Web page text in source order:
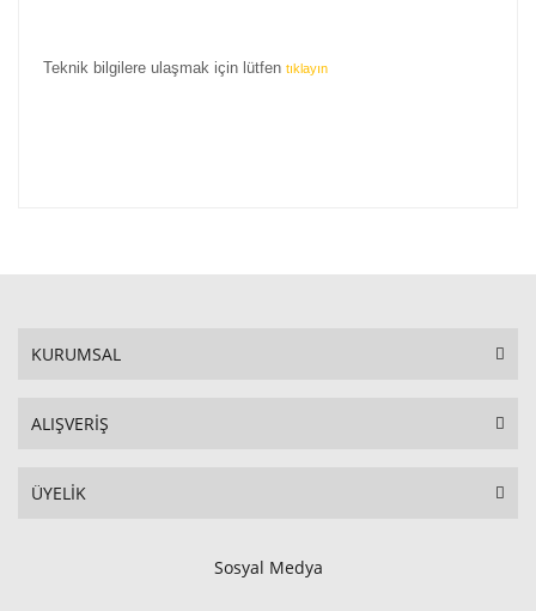
Teknik bilgilere ulaşmak için lütfen tıklayın
KURUMSAL
ALIŞVERİŞ
ÜYELİK
Sosyal Medya